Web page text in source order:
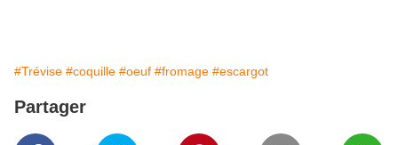
#Trévise #coquille #oeuf #fromage #escargot
Partager